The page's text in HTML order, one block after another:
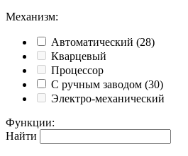
Механизм:
Автоматический (28)
Кварцевый
Процессор
С ручным заводом (30)
Электро-механический
Функции:
Найти